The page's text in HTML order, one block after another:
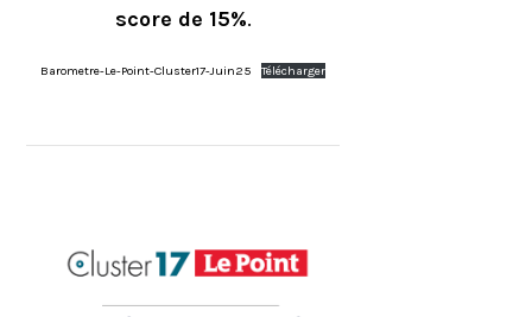
score de 15%.
Barometre-Le-Point-Cluster17-Juin25 Télécharger